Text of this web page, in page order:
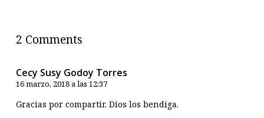
2 Comments
Cecy Susy Godoy Torres
16 marzo, 2018 a las 12:37
Gracias por compartir. Dios los bendiga.